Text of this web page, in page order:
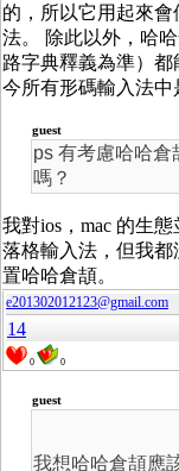
的，所以它用起來
法。 除此以外，哈
路字典釋義為準）
今所有形碼輸入法中
guest
ps 有考慮哈哈
嗎？
我對ios，mac 的生
落格輸入法，但我
置哈哈倉頡。
e201302012123@gmail.com
14
0 0
guest
我想哈哈倉頡應